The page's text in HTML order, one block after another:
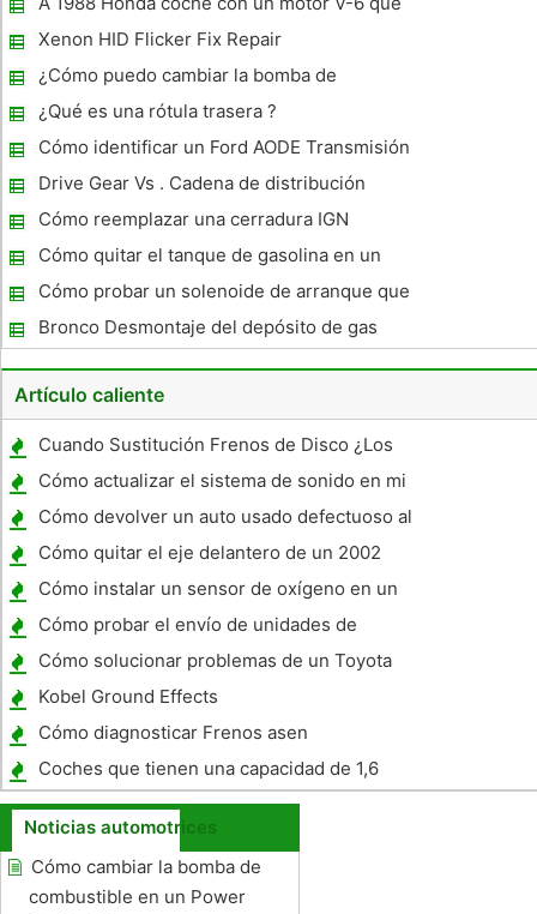
no se inicia, pero entregaremos
Xenon HID Flicker Fix Repair
¿Cómo puedo cambiar la bomba de
combustible en un 1988 Ford F-250 Pickup?
¿Qué es una rótula trasera ?
Cómo identificar un Ford AODE Transmisión
Drive Gear Vs . Cadena de distribución
Cómo reemplazar una cerradura IGN
Cómo quitar el tanque de gasolina en un
Chevy Suburban 2005
Cómo probar un solenoide de arranque que
pega en una CRV 1997
Bronco Desmontaje del depósito de gas
Artículo caliente
Cuando Sustitución Frenos de Disco ¿Los
rotores deben ser entregados?
Cómo actualizar el sistema de sonido en mi
Subaru Impreza 2.5L
Cómo devolver un auto usado defectuoso al
concesionario
Cómo quitar el eje delantero de un 2002
Durango
Cómo instalar un sensor de oxígeno en un
Mazda
Cómo probar el envío de unidades de
combustible en un Jeep Wrangler 1990
Cómo solucionar problemas de un Toyota
22RE 1990 con la luz del motor del A
Kobel Ground Effects
Cómo diagnosticar Frenos asen
Coches que tienen una capacidad de 1,6
litros
Noticias automotrices
Cómo cambiar la bomba de
combustible en un Power